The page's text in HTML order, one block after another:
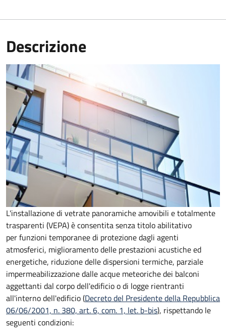
Descrizione
L'installazione di vetrate panoramiche amovibili e totalmente
trasparenti (VEPA) è consentita senza titolo abilitativo
perfunzioni temporanee di protezione dagli agenti
atmosferici, miglioramento delle prestazioni acustiche ed
energetiche, riduzione delle dispersioni termiche, parziale
impermeabilizzazione dalle acque meteoriche dei balconi
aggettanti dal corpo dell'edificio o di logge rientranti
all'interno dell'edificio (Decreto del Presidente della Repubblica
06/06/2001, n. 380, art. 6, com. 1, let. b-bis), rispettando le
seguenti condizioni: